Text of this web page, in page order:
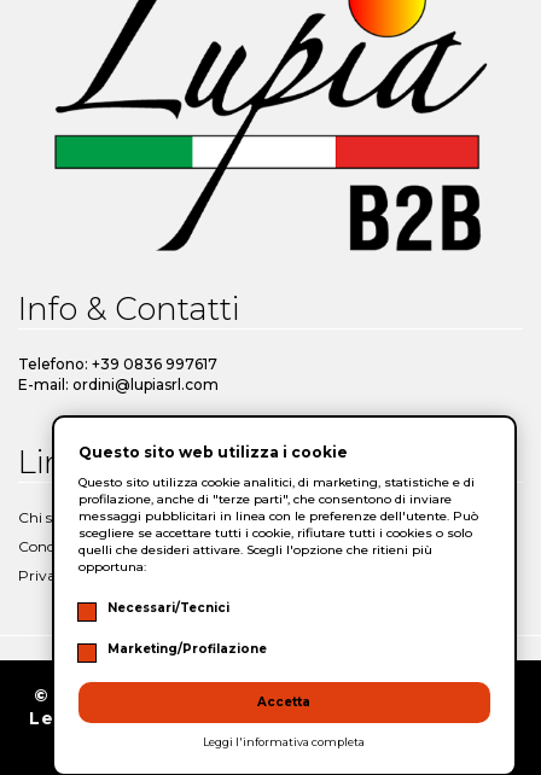
Info & Contatti
Telefono: +39 0836 997617
E-mail: ordini@lupiasrl.com
Link Utili
Chi siamo
Condizioni Generali di Vendita
Privacy Policy
© Copyright 2026/2027 Lupia - SS 275 Maglie-
Leuca, snc – Zona PIP 73020 San Cassiano (Le)
- P.IVA 03988090753
Questo sito web utilizza i cookie
Questo sito utilizza cookie analitici, di marketing, statistiche e di
profilazione, anche di "terze parti", che consentono di inviare
messaggi pubblicitari in linea con le preferenze dell'utente. Può
scegliere se accettare tutti i cookie, rifiutare tutti i cookies o solo
quelli che desideri attivare. Scegli l'opzione che ritieni più
opportuna:
Necessari/Tecnici
Marketing/Profilazione
Accetta
Leggi l'informativa completa